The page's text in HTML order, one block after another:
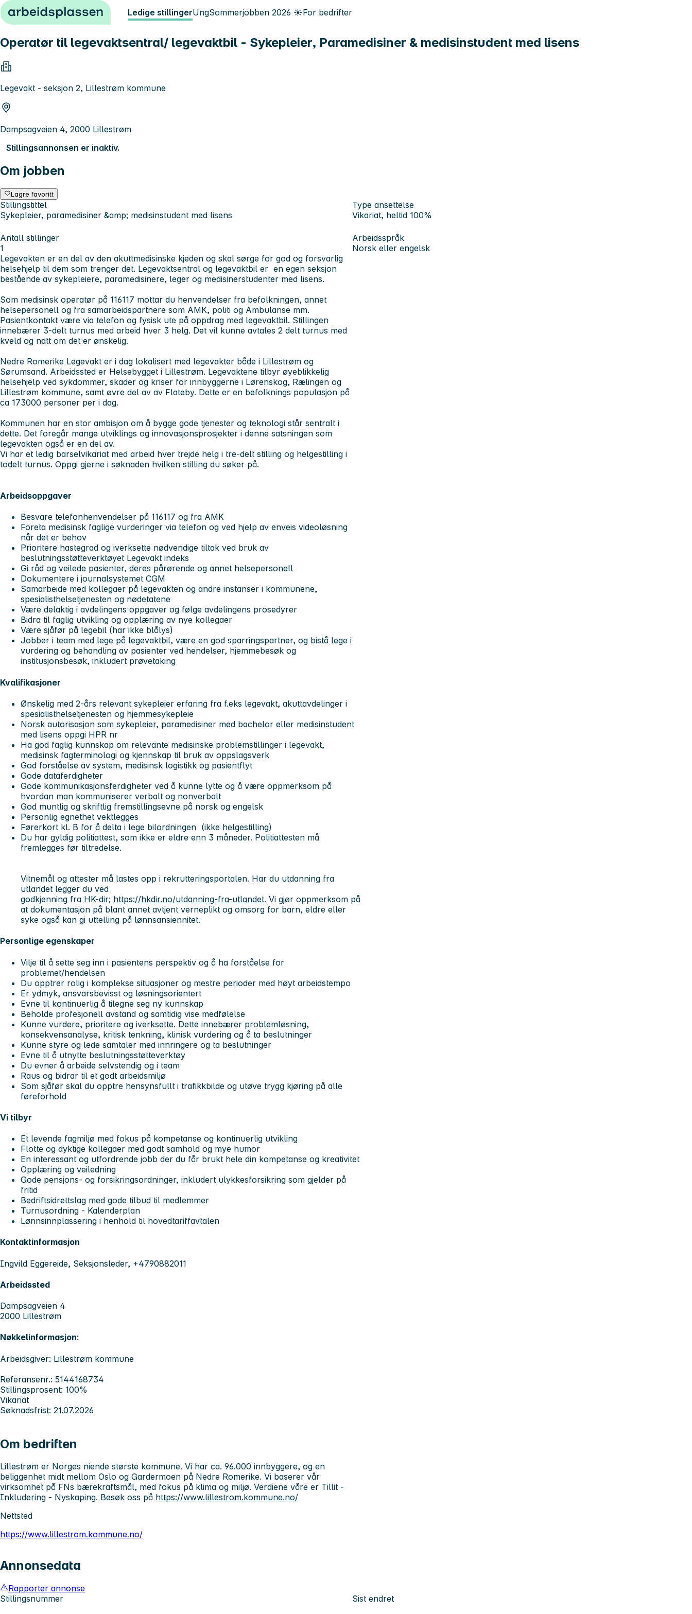
Hopp til innhold Ledige stillingerUngSommerjobben 2026 ☀️For bedrifter
Operatør til legevaktsentral/ legevaktbil - Sykepleier, Paramedisiner & medisinstudent med lisens
Legevakt - seksjon 2, Lillestrøm kommune
Dampsagveien 4, 2000 Lillestrøm
Stillingsannonsen er inaktiv.
Om jobben
Lagre favoritt
Stillingstittel
Sykepleier, paramedisiner &amp; medisinstudent med lisens
Type ansettelse
Vikariat, heltid 100%
Antall stillinger
1
Arbeidsspråk
Norsk eller engelsk
Legevakten er en del av den akuttmedisinske kjeden og skal sørge for god og forsvarlig
helsehjelp til dem som trenger det. Legevaktsentral og legevaktbil er en egen seksjon
bestående av sykepleiere, paramedisinere, leger og medisinerstudenter med lisens.
Som medisinsk operatør på 116117 mottar du henvendelser fra befolkningen, annet
helsepersonell og fra samarbeidspartnere som AMK, politi og Ambulanse mm.
Pasientkontakt være via telefon og fysisk ute på oppdrag med legevaktbil. Stillingen
innebærer 3-delt turnus med arbeid hver 3 helg. Det vil kunne avtales 2 delt turnus med
kveld og natt om det er ønskelig.
Nedre Romerike Legevakt er i dag lokalisert med legevakter både i Lillestrøm og
Sørumsand. Arbeidssted er Helsebygget i Lillestrøm. Legevaktene tilbyr øyeblikkelig
helsehjelp ved sykdommer, skader og kriser for innbyggerne i Lørenskog, Rælingen og
Lillestrøm kommune, samt øvre del av av Flateby. Dette er en befolknings populasjon på
ca 173000 personer per i dag.
Kommunen har en stor ambisjon om å bygge gode tjenester og teknologi står sentralt i
dette. Det foregår mange utviklings og innovasjonsprosjekter i denne satsningen som
legevakten også er en del av.
Vi har et ledig barselvikariat med arbeid hver trejde helg i tre-delt stilling og helgestilling i
todelt turnus. Oppgi gjerne i søknaden hvilken stilling du søker på.
Arbeidsoppgaver
Besvare telefonhenvendelser på 116117 og fra AMK
Foreta medisinsk faglige vurderinger via telefon og ved hjelp av enveis videoløsning
når det er behov
Prioritere hastegrad og iverksette nødvendige tiltak ved bruk av
beslutningsstøtteverktøyet Legevakt indeks
Gi råd og veilede pasienter, deres pårørende og annet helsepersonell
Dokumentere i journalsystemet CGM
Samarbeide med kollegaer på legevakten og andre instanser i kommunene,
spesialisthelsetjenesten og nødetatene
Være delaktig i avdelingens oppgaver og følge avdelingens prosedyrer
Bidra til faglig utvikling og opplæring av nye kollegaer
Være sjåfør på legebil (har ikke blålys)
Jobber i team med lege på legevaktbil, være en god sparringspartner, og bistå lege i
vurdering og behandling av pasienter ved hendelser, hjemmebesøk og
institusjonsbesøk, inkludert prøvetaking
Kvalifikasjoner
Ønskelig med 2-års relevant sykepleier erfaring fra f.eks legevakt, akuttavdelinger i
spesialisthelsetjenesten og hjemmesykepleie
Norsk autorisasjon som sykepleier, paramedisiner med bachelor eller medisinstudent
med lisens oppgi HPR nr
Ha god faglig kunnskap om relevante medisinske problemstillinger i legevakt,
medisinsk fagterminologi og kjennskap til bruk av oppslagsverk
God forståelse av system, medisinsk logistikk og pasientflyt
Gode dataferdigheter
Gode kommunikasjonsferdigheter ved å kunne lytte og å være oppmerksom på
hvordan man kommuniserer verbalt og nonverbalt
God muntlig og skriftlig fremstillingsevne på norsk og engelsk
Personlig egnethet vektlegges
Førerkort kl. B for å delta i lege bilordningen (ikke helgestilling)
Du har gyldig politiattest, som ikke er eldre enn 3 måneder. Politiattesten må
fremlegges før tiltredelse.
Vitnemål og attester må lastes opp i rekrutteringsportalen. Har du utdanning fra
utlandet legger du ved
godkjenning fra HK-dir; https://hkdir.no/utdanning-fra-utlandet. Vi gjør oppmerksom på
at dokumentasjon på blant annet avtjent verneplikt og omsorg for barn, eldre eller
syke også kan gi uttelling på lønnsansiennitet.
Personlige egenskaper
Vilje til å sette seg inn i pasientens perspektiv og å ha forståelse for
problemet/hendelsen
Du opptrer rolig i komplekse situasjoner og mestre perioder med høyt arbeidstempo
Er ydmyk, ansvarsbevisst og løsningsorientert
Evne til kontinuerlig å tilegne seg ny kunnskap
Beholde profesjonell avstand og samtidig vise medfølelse
Kunne vurdere, prioritere og iverksette. Dette innebærer problemløsning,
konsekvensanalyse, kritisk tenkning, klinisk vurdering og å ta beslutninger
Kunne styre og lede samtaler med innringere og ta beslutninger
Evne til å utnytte beslutningsstøtteverktøy
Du evner å arbeide selvstendig og i team
Raus og bidrar til et godt arbeidsmiljø
Som sjåfør skal du opptre hensynsfullt i trafikkbilde og utøve trygg kjøring på alle
føreforhold
Vi tilbyr
Et levende fagmiljø med fokus på kompetanse og kontinuerlig utvikling
Flotte og dyktige kollegaer med godt samhold og mye humor
En interessant og utfordrende jobb der du får brukt hele din kompetanse og kreativitet
Opplæring og veiledning
Gode pensjons- og forsikringsordninger, inkludert ulykkesforsikring som gjelder på
fritid
Bedriftsidrettslag med gode tilbud til medlemmer
Turnusordning - Kalenderplan
Lønnsinnplassering i henhold til hovedtariffavtalen
Kontaktinformasjon
Ingvild Eggereide, Seksjonsleder, +4790882011
Arbeidssted
Dampsagveien 4
2000 Lillestrøm
Nøkkelinformasjon:
Arbeidsgiver: Lillestrøm kommune
Referansenr.: 5144168734
Stillingsprosent: 100%
Vikariat
Søknadsfrist: 21.07.2026
Om bedriften
Lillestrøm er Norges niende største kommune. Vi har ca. 96.000 innbyggere, og en
beliggenhet midt mellom Oslo og Gardermoen på Nedre Romerike. Vi baserer vår
virksomhet på FNs bærekraftsmål, med fokus på klima og miljø. Verdiene våre er Tillit -
Inkludering - Nyskaping. Besøk oss på https://www.lillestrom.kommune.no/
Nettsted
https://www.lillestrom.kommune.no/
Annonsedata
Rapporter annonse
Stillingsnummer
Sist endret